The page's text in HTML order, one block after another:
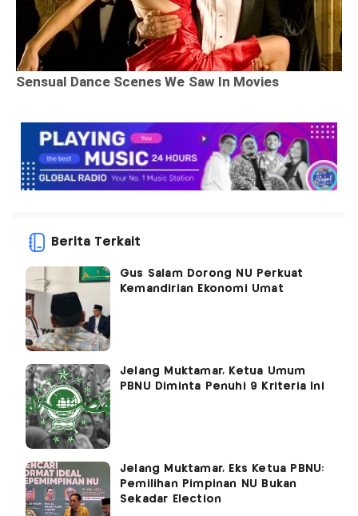
Berita Terkait
Gus Salam Dorong NU Perkuat
Kemandirian Ekonomi Umat
Jelang Muktamar, Ketua Umum
PBNU Diminta Penuhi 9 Kriteria Ini
Jelang Muktamar, Eks Ketua PBNU:
Pemilihan Pimpinan NU Bukan
Sekadar Election